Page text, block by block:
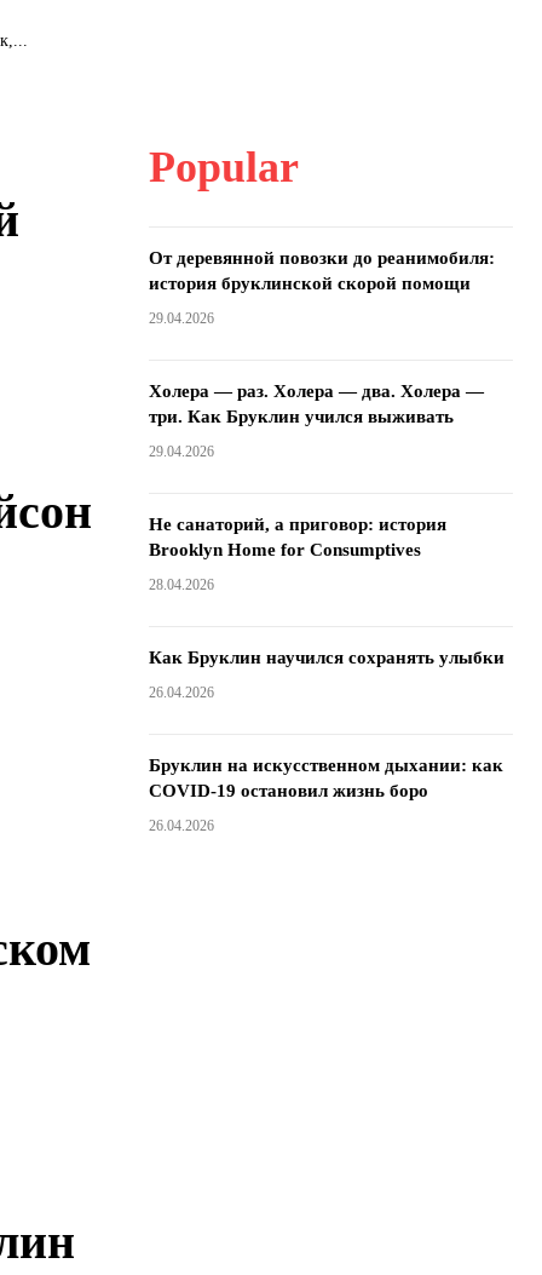
Popular
От деревянной повозки до реанимобиля:
история бруклинской скорой помощи
29.04.2026
Холера — раз. Холера — два. Холера —
три. Как Бруклин учился выживать
29.04.2026
Не санаторий, а приговор: история
Brooklyn Home for Consumptives
28.04.2026
Как Бруклин научился сохранять улыбки
26.04.2026
Бруклин на искусственном дыхании: как
COVID-19 остановил жизнь боро
26.04.2026